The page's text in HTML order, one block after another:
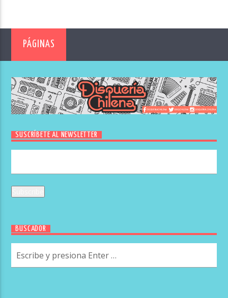
PÁGINAS
SUSCRÍBETE AL NEWSLETTER
BUSCADOR